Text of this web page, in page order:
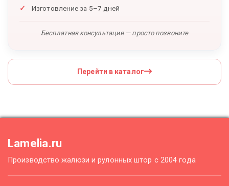
Изготовление за 5–7 дней
Бесплатная консультация — просто позвоните
Перейти в каталог
Lamelia.ru
Производство жалюзи и рулонных штор с 2004 года